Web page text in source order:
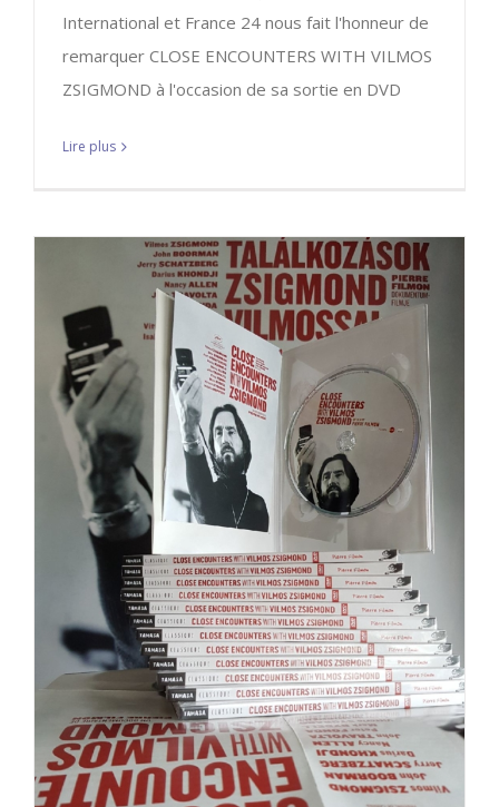
International et France 24 nous fait l'honneur de
remarquer CLOSE ENCOUNTERS WITH VILMOS
ZSIGMOND à l'occasion de sa sortie en DVD
Lire plus
Sortie du DVD « Close Encounters
With Vilmos Zsigmond »
A LA UNE Mes films